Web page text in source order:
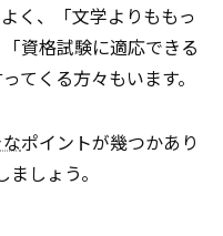
く、「文学よりももっ
資格試験に適応できる
てくる方々もいます。
ポイントが幾つかあり
しょう。